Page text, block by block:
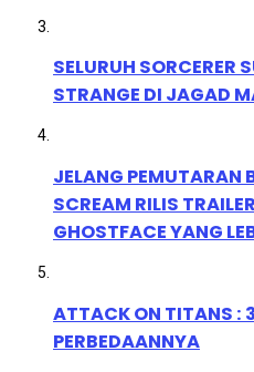
SELURUH SORCERER
STRANGE DI JAGAD
JELANG PEMUTARAN
SCREAM RILIS
GHOSTFACE YANG
ATTACK ON TITANS :
PERBEDAANNYA